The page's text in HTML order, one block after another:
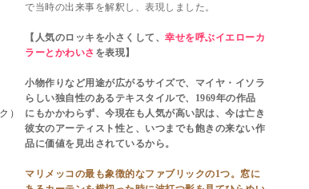
で当時の出来事を解釈し、表現しました。
【人気のロッキを小さくして、 幸せを呼ぶイエローカ
ラーとかわいさ を表現】
小物作りなど用途が広がるサイズで、マイヤ・イソラ
らしい独自性のあるテキスタイルで、1969年の作品
にもかかわらず、今現在も人気が高い訳は、今は亡き
彼女のアーティスト性と、いつまでも飽きの来ない作
品に価値を見出されているから。
マリメッコの最も象徴的なファブリックの1つ。窓に